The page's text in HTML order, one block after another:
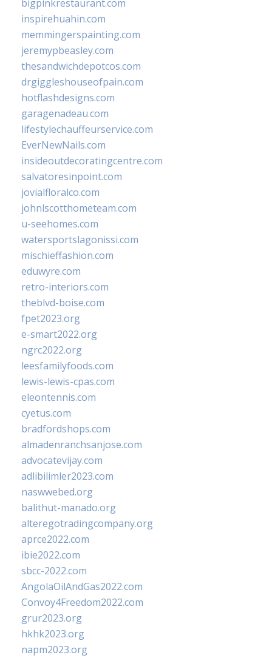
bigpinkrestaurant.com
inspirehuahin.com
memmingerspainting.com
jeremypbeasley.com
thesandwichdepotcos.com
drgiggleshouseofpain.com
hotflashdesigns.com
garagenadeau.com
lifestylechauffeurservice.com
EverNewNails.com
insideoutdecoratingcentre.com
salvatoresinpoint.com
jovialfloralco.com
johnlscotthometeam.com
u-seehomes.com
watersportslagonissi.com
mischieffashion.com
eduwyre.com
retro-interiors.com
theblvd-boise.com
fpet2023.org
e-smart2022.org
ngrc2022.org
leesfamilyfoods.com
lewis-lewis-cpas.com
eleontennis.com
cyetus.com
bradfordshops.com
almadenranchsanjose.com
advocatevijay.com
adlibilimler2023.com
naswwebed.org
balithut-manado.org
alteregotradingcompany.org
aprce2022.com
ibie2022.com
sbcc-2022.com
AngolaOilAndGas2022.com
Convoy4Freedom2022.com
grur2023.org
hkhk2023.org
napm2023.org